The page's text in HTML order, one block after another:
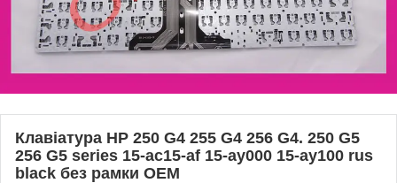
Клавіатура HP 250 G4 255 G4 256 G4. 250 G5
256 G5 series 15-ac15-af 15-ay000 15-ay100 rus
black без рамки OEM